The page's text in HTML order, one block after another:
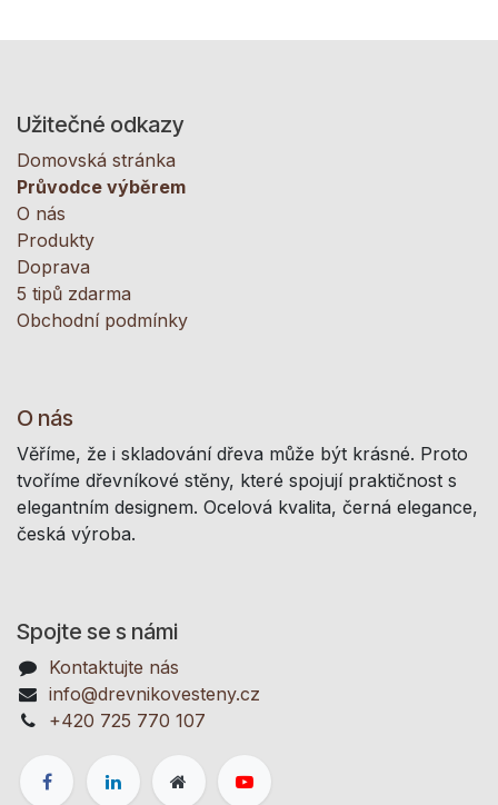
Užitečné odkazy
Domovská stránka
Průvodce výběrem
O nás
Produkty
Doprava
5 tipů zdarma
Obchodní podmínky
O nás
Věříme, že i skladování dřeva může být krásné. Proto
tvoříme dřevníkové stěny, které spojují praktičnost s
elegantním designem. Ocelová kvalita, černá elegance,
česká výroba.
Spojte se s námi
Kontaktujte nás
info@drevnikovesteny.cz
+420 725 770 107